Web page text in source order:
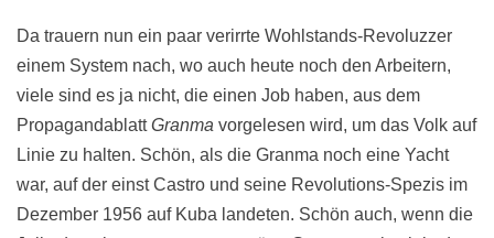
Da trauern nun ein paar verirrte Wohlstands-Revoluzzer
einem System nach, wo auch heute noch den Arbeitern,
viele sind es ja nicht, die einen Job haben, aus dem
PropagandablattGranma vorgelesen wird, um das Volk auf
Linie zu halten. Schön, als die Granma noch eine Yacht
war, auf der einst Castro und seine Revolutions-Spezis im
Dezember 1956 auf Kuba landeten. Schön auch, wenn die